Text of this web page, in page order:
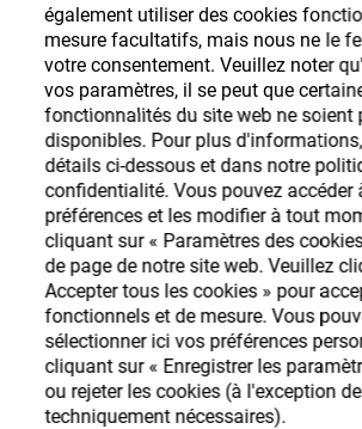
également utiliser des cookies
mesure facultatifs, mais nous ne le
votre consentement. Veuillez noter
vos paramètres, il se peut que
fonctionnalités du site web ne soient
disponibles. Pour plus
détails ci-dessous et dans notre
confidentialité. Vous pouvez accéder
préférences et les modifier à tout
cliquant sur « Paramètres des
de page de notre site web. Veuillez
Accepter tous les cookies » pour
fonctionnels et de mesure. Vous
sélectionner ici vos préférences
cliquant sur « Enregistrer les
ou rejeter les cookies (à l'exception
techniquement nécessaires).
Qui sommes-nous ?
Carrière
Ressources
Contact
Store
汉语
Enregistrez-vous ou
accéder à vos comptes et
large gamme de
S'enregistrer